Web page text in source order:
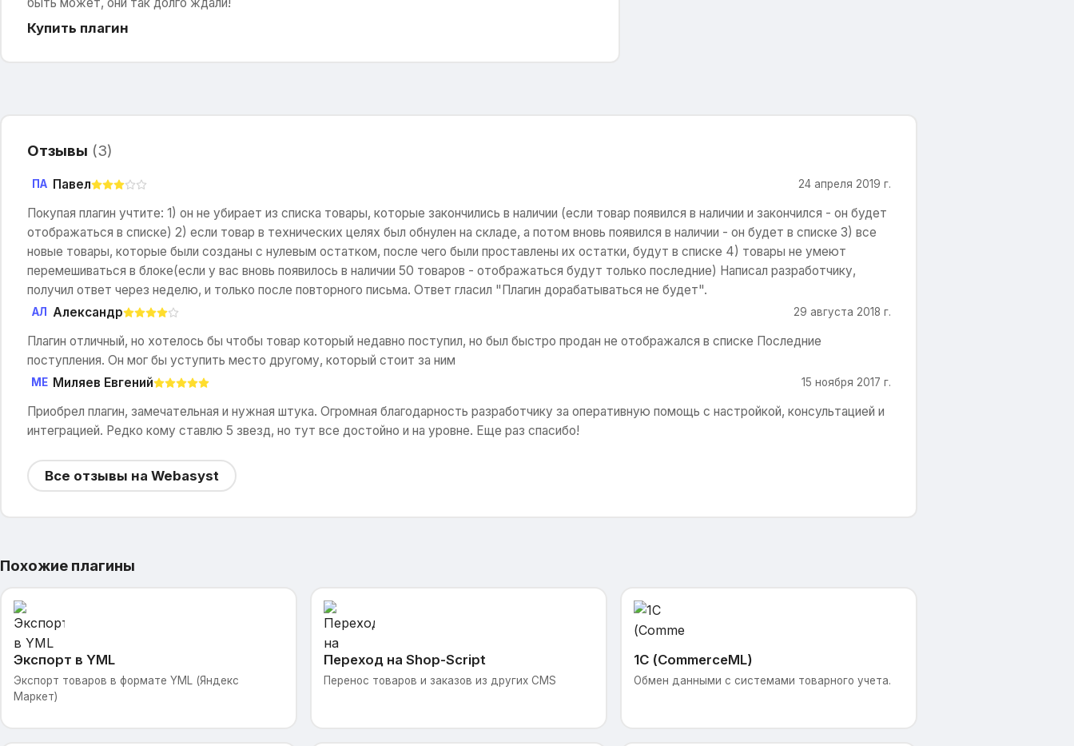
Купить плагин
Отзывы (3)
ПА Павел 24 апреля 2019 г.
Покупая плагин учтите: 1) он не убирает из списка товары, которые закончились в наличии (если товар появился в наличии и закончился - он будет
отображаться в списке) 2) если товар в технических целях был обнулен на складе, а потом вновь появился в наличии - он будет в списке 3) все
новые товары, которые были созданы с нулевым остатком, после чего были проставлены их остатки, будут в списке 4) товары не умеют
перемешиваться в блоке(если у вас вновь появилось в наличии 50 товаров - отображаться будут только последние) Написал разработчику,
получил ответ через неделю, и только после повторного письма. Ответ гласил "Плагин дорабатываться не будет".
АЛ Александр 29 августа 2018 г.
Плагин отличный, но хотелось бы чтобы товар который недавно поступил, но был быстро продан не отображался в списке Последние
поступления. Он мог бы уступить место другому, который стоит за ним
МЕ Миляев Евгений 15 ноября 2017 г.
Приобрел плагин, замечательная и нужная штука. Огромная благодарность разработчику за оперативную помощь с настройкой, консультацией и
интеграцией. Редко кому ставлю 5 звезд, но тут все достойно и на уровне. Еще раз спасибо!
Все отзывы на Webasyst
Похожие плагины
Экспорт в YML
Экспорт товаров в формате YML (Яндекс
Маркет)
Переход на Shop-Script
Перенос товаров и заказов из других CMS
1С (CommerceML)
Обмен данными с системами товарного учета.